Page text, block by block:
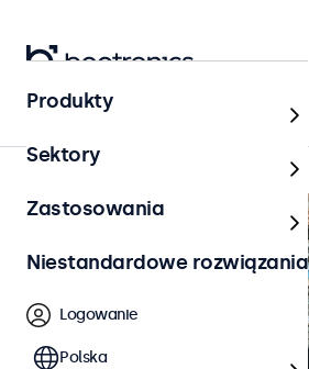
Strona główna
Produkty
Sektory
Zastosowania
Niestandardowe rozwiązania
Logowanie
Polska